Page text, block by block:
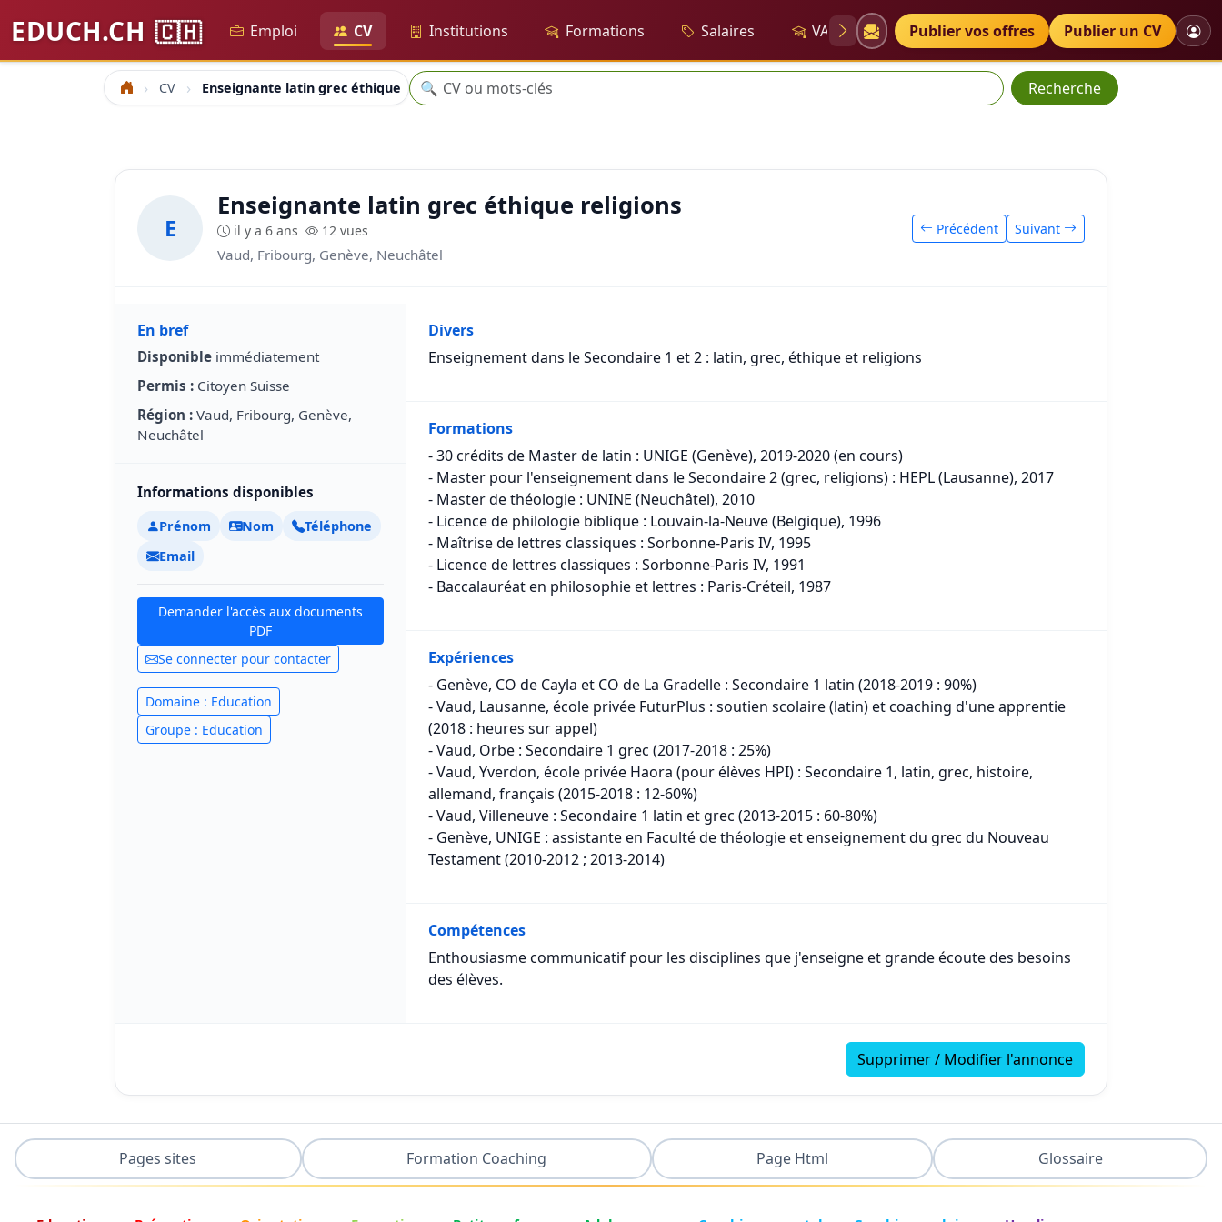
EDUCH.CH 🇨🇭 Emploi CV Institutions Formations Salaires VAE Diplômes Petites annonces
Publier vos offres Publier un CV
Accueil CV Enseignante latin grec éthique religions
Recherche
🔍 Recherche
E
Enseignante latin grec éthique religions
il y a 6 ans 12 vues
Vaud, Fribourg, Genève, Neuchâtel
Précédent Suivant
En bref
Disponible immédiatement
Permis : Citoyen Suisse
Région : Vaud, Fribourg, Genève,
Neuchâtel
Informations disponibles
Prénom Nom
Téléphone
Email
Demander l'accès aux documents
PDF
Se connecter pour contacter
Domaine : Education
Groupe : Education
Divers
Enseignement dans le Secondaire 1 et 2 : latin, grec, éthique et religions
Formations
- 30 crédits de Master de latin : UNIGE (Genève), 2019-2020 (en cours)
- Master pour l'enseignement dans le Secondaire 2 (grec, religions) : HEPL (Lausanne), 2017
- Master de théologie : UNINE (Neuchâtel), 2010
- Licence de philologie biblique : Louvain-la-Neuve (Belgique), 1996
- Maîtrise de lettres classiques : Sorbonne-Paris IV, 1995
- Licence de lettres classiques : Sorbonne-Paris IV, 1991
- Baccalauréat en philosophie et lettres : Paris-Créteil, 1987
Expériences
- Genève, CO de Cayla et CO de La Gradelle : Secondaire 1 latin (2018-2019 : 90%)
- Vaud, Lausanne, école privée FuturPlus : soutien scolaire (latin) et coaching d'une apprentie
(2018 : heures sur appel)
- Vaud, Orbe : Secondaire 1 grec (2017-2018 : 25%)
- Vaud, Yverdon, école privée Haora (pour élèves HPI) : Secondaire 1, latin, grec, histoire,
allemand, français (2015-2018 : 12-60%)
- Vaud, Villeneuve : Secondaire 1 latin et grec (2013-2015 : 60-80%)
- Genève, UNIGE : assistante en Faculté de théologie et enseignement du grec du Nouveau
Testament (2010-2012 ; 2013-2014)
Compétences
Enthousiasme communicatif pour les disciplines que j'enseigne et grande écoute des besoins
des élèves.
Supprimer / Modifier l'annonce
Pages sites Formation Coaching Page Html Glossaire